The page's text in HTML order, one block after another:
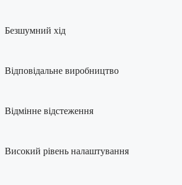
Безшумний хід
Відповідальне виробництво
Відмінне відстеження
Високий рівень налаштування